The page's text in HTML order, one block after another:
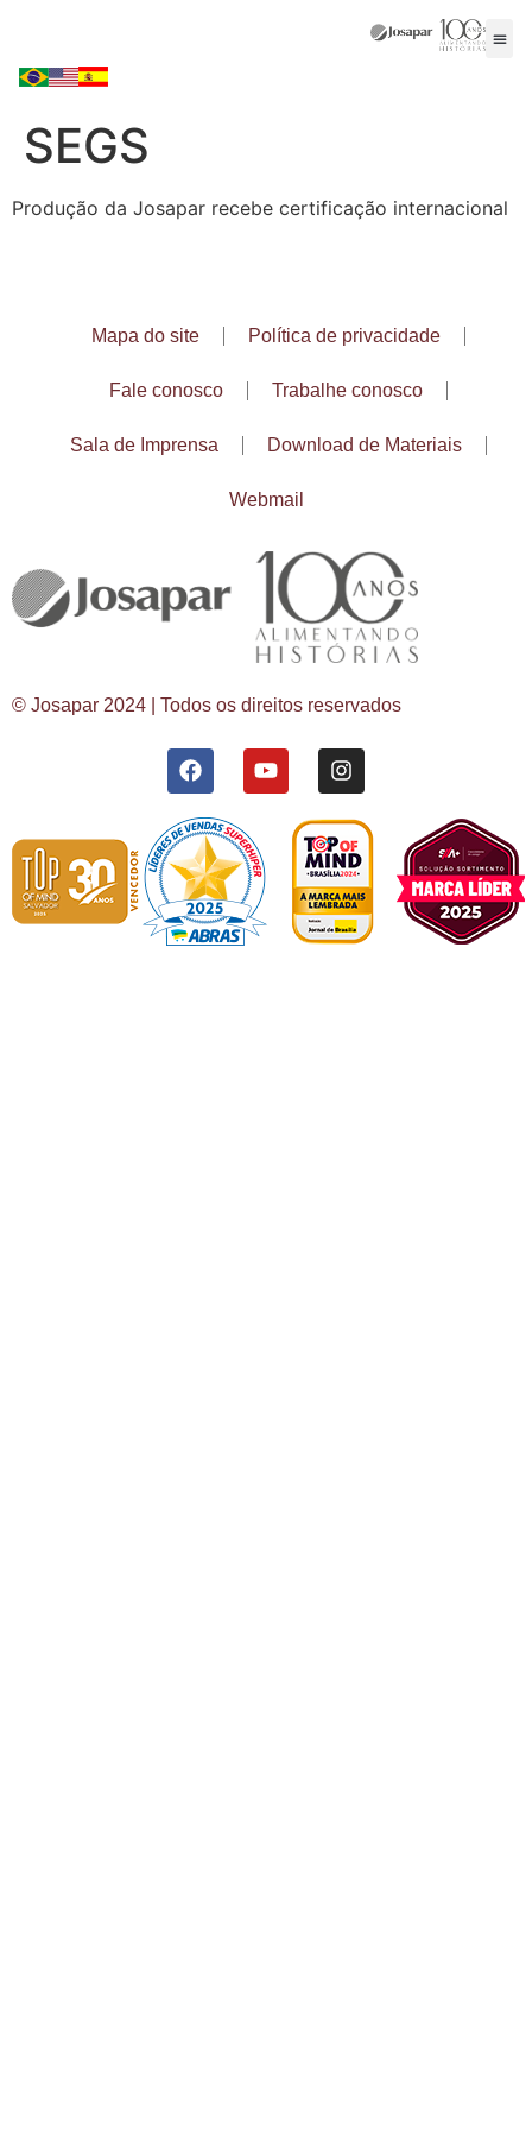
SEGS
Produção da Josapar recebe certificação internacional
Mapa do site Política de privacidade
Fale conosco Trabalhe conosco
Sala de Imprensa Download de Materiais
Webmail
© Josapar 2024 | Todos os direitos reservados